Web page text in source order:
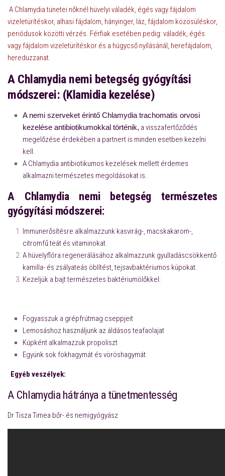
A Chlamydia tünetei nőknél hüvelyi váladék, égés vagy fájdalom
vizeletürítéskor, alhasi fájdalom, hányinger, láz, fájdalom közösüléskor,
periódusok közötti vérzés. Férfiak esetében pedig: váladék, égés
vagy fájdalom vizeletürítéskor és a húgycső nyílásánál, herefájdalom,
hereduzzanat.
A Chlamydia nemi betegség gyógyítási
módszerei: (Klamidia kezelése)
A nemi szerveket érintő Chlamydia trachomatis orvosi
kezelése antibiotikumokkal történik, a visszafertőződés
megelőzése érdekében a partnert is minden esetben kezelni
kell.
A Chlamydia antibiotikumos kezelések mellett érdemes
alkalmazni természetes megoldásokat is.
A Chlamydia nemi betegség természetes
gyógyítási módszerei:
Immunerősítésre alkalmazzunk kasvirág-, macskakarom-,
citromfű teát és vitaminokat.
A hüvelyflóra regenerálásához alkalmazzunk gyulladáscsökkentő
kamilla- és zsályateás öblítést, tejsavbaktériumos kúpokat.
Kezeljük a bajt természetes baktériumölőkkel:
Fogyasszuk a grépfrútmag cseppjeit
Lemosáshoz használjunk az áldásos teafaolajat
Kúpként alkalmazzuk propoliszt
Együnk sok fokhagymát és vöröshagymát.
Egyéb veszélyek:
A Chlamydia hátránya a tünetmentesség
Dr Tisza Timea bőr- és nemigyógyász